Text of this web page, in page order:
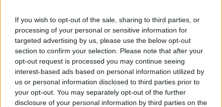
If you wish to opt-out of the sale, sharing to third parties, or
processing of your personal or sensitive information for
targeted advertising by us, please use the below opt-out
section to confirm your selection. Please note that after your
opt-out request is processed you may continue seeing
interest-based ads based on personal information utilized by
us or personal information disclosed to third parties prior to
your opt-out. You may separately opt-out of the further
disclosure of your personal information by third parties on the